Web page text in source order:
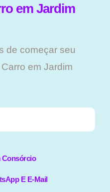
em Jardim
de começar seu
em Jardim
Consórcio
E E-Mail